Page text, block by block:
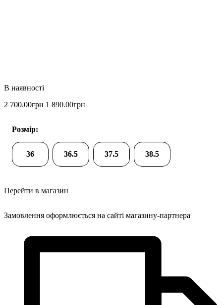
2 700.00грн 1 890.00грн
Розмір:
36 36.5 37.5 38.5
Перейти в магазин
Замовлення оформлюється на сайті магазину-партнера